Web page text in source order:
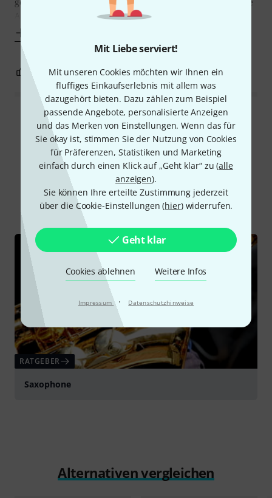
Mit Liebe serviert!
Mit unseren Cookies möchten wir Ihnen ein
fluffiges Einkaufserlebnis mit allem was
dazugehört bieten. Dazu zählen zum Beispiel
passende Angebote, personalisierte Anzeigen
und das Merken von Einstellungen. Wenn das für
Sie okay ist, stimmen Sie der Nutzung von Cookies
für Präferenzen, Statistiken und Marketing
einfach durch einen Klick auf „Geht klar“ zu (alle
anzeigen).
Sie können Ihre erteilte Zustimmung jederzeit
über die Cookie-Einstellungen (hier) widerrufen.
Geht klar
Cookies ablehnen Weitere Infos
Impressum · Datenschutzhinweise
Aufteilung der Fächer ist gut
1 0 BEWERTUNG MELDEN
Alle Bewertungen lesen
Schon gewusst?
Alle Ratgeber
RATGEBER
Saxophone
Alternativen vergleichen